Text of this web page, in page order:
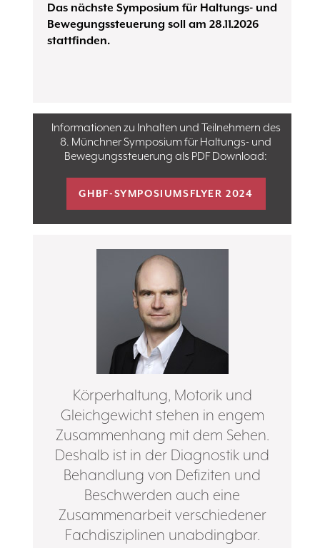
Das nächste Symposium für Haltungs- und
Bewegungssteuerung soll am 28.11.2026
stattfinden.
Informationen zu Inhalten und Teilnehmern des
8. Münchner Symposium für Haltungs- und
Bewegungssteuerung als PDF Download:
GHBF-SYMPOSIUMSFLYER 2024
Körperhaltung, Motorik und
Gleichgewicht stehen in engem
Zusammenhang mit dem Sehen.
Deshalb ist in der Diagnostik und
Behandlung von Defiziten und
Beschwerden auch eine
Zusammenarbeit verschiedener
Fachdisziplinen unabdingbar.